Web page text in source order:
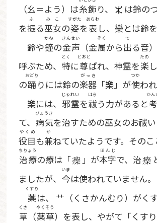
（幺＝よう）は糸飾り、 は鈴の
を振
ふ
る巫女
みこ
の姿
すがた
を表
あらわ
し、樂とは鈴
鈴や鐘
かね
の金声
きんせい
（金属
ぞく
から出
で
る音）
呼ぶため、 特
とく
に尊
とおと
ばれ、神霊を楽
たの
の踊
おどり
りには鈴の楽器
がっき
「樂」が使
つか
わ
樂には、 邪霊
じゃれい
を祓
はら
う力があると考
かん
て、 病気
びょうき
を治すための巫女のお祓
役目
やくめ
も兼
か
ねていたようです。そのこ
治療
ちりょう
の療は「 」が本字
ほんじ
で、治
ましたが、 今
いま
は使われていません。
薬
くすり
は、 艹（くさかんむり）がく
草
くさ
（薬草
やくそう
）を表し、やがて「くす